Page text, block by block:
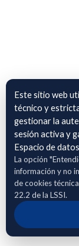
Este sitio web
técnico y
gestionar la
sesión activa y
Espacio de
La opción
información y no
de cookies
22.2 de la LSSI.